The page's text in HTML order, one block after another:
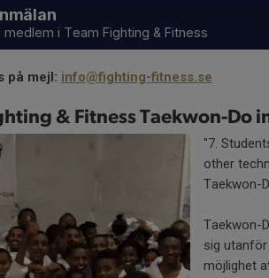
medlem i Team Fighting & Fitness
på mejl: info@fighting-fitness.se
& Fitness Taekwon-Do
"7.
other
Taekwon-
Taekwon-
sig utanför
möjlighet